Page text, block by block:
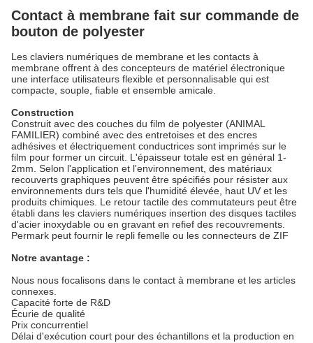
Contact à membrane fait sur commande de
bouton de polyester
Les claviers numériques de membrane et les contacts à
membrane offrent à des concepteurs de matériel électronique
une interface utilisateurs flexible et personnalisable qui est
compacte, souple, fiable et ensemble amicale.
Construction
Construit avec des couches du film de polyester (ANIMAL
FAMILIER) combiné avec des entretoises et des encres
adhésives et électriquement conductrices sont imprimés sur le
film pour former un circuit. L'épaisseur totale est en général 1-
2mm. Selon l'application et l'environnement, des matériaux
recouverts graphiques peuvent être spécifiés pour résister aux
environnements durs tels que l'humidité élevée, haut UV et les
produits chimiques. Le retour tactile des commutateurs peut être
établi dans les claviers numériques insertion des disques tactiles
d'acier inoxydable ou en gravant en refief des recouvrements.
Permark peut fournir le repli femelle ou les connecteurs de ZIF
Notre avantage :
Nous nous focalisons dans le contact à membrane et les articles
connexes.
Capacité forte de R&D
Écurie de qualité
Prix concurrentiel
Délai d'exécution court pour des échantillons et la production en